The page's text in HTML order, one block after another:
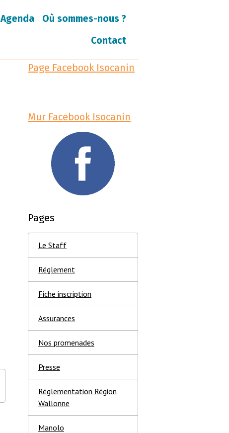
Agenda
Où sommes-nous ?
Contact
Page Facebook Isocanin
Mur Facebook Isocanin
Pages
Le Staff
Réglement
Fiche inscription
Assurances
Nos promenades
Presse
Réglementation Région
Wallonne
Manolo